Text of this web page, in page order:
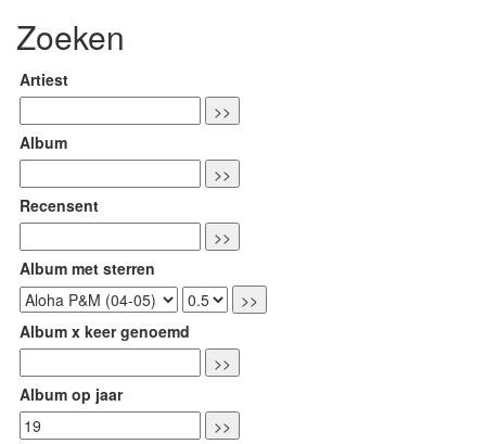
Zoeken
Artiest
Album
Recensent
Album met sterren
Album x keer genoemd
Album op jaar